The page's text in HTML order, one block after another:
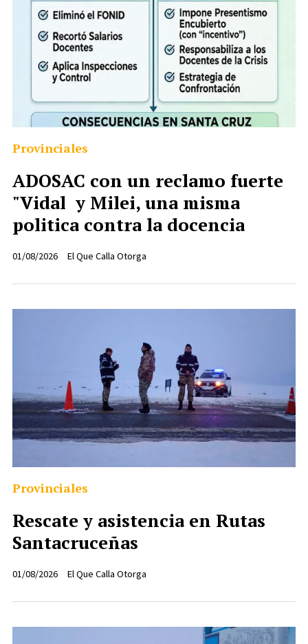
ADOSAC con un reclamo fuerte
"Vidal y Milei, una misma
politica contra la docencia
El Que Calla Otorga
Provinciales
01/08/2026
Rescate y asistencia en Rutas
Santacruceñas
El Que Calla Otorga
Provinciales
01/08/2026